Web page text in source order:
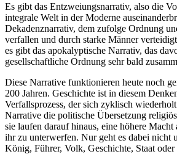
Es gibt das Entzweiungsnarrativ, also die
integrale Welt in der Moderne
Dekadenznarrativ, dem zufolge Ordnung
verfallen und durch starke Männer
es gibt das apokalyptische Narrativ, das
gesellschaftliche Ordnung sehr bald
Diese Narrative funktionieren heute noch
200 Jahren. Geschichte ist in diesem
Verfallsprozess, der sich zyklisch
Narrative die politische Übersetzung
sie laufen darauf hinaus, eine höhere Macht
ihr zu unterwerfen. Nur geht es dabei nicht
König, Führer, Volk, Geschichte, Staat